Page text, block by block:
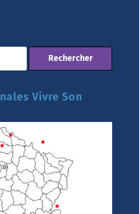
Vivre Son